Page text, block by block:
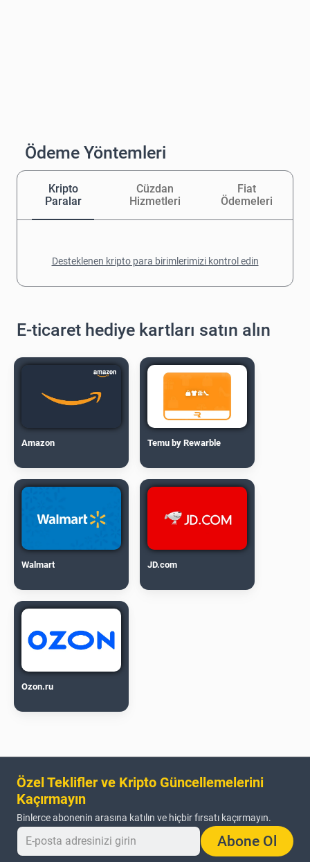
Ödeme Yöntemleri
Kripto
Paralar
Cüzdan
Hizmetleri
Fiat
Ödemeleri
Desteklenen kripto para birimlerimizi kontrol edin
E-ticaret hediye kartları satın alın
Amazon Temu by Rewarble
Walmart JD.com
Ozon.ru
Özel Teklifler ve Kripto Güncellemelerini
Kaçırmayın
Binlerce abonenin arasına katılın ve hiçbir fırsatı kaçırmayın.
Abone Ol